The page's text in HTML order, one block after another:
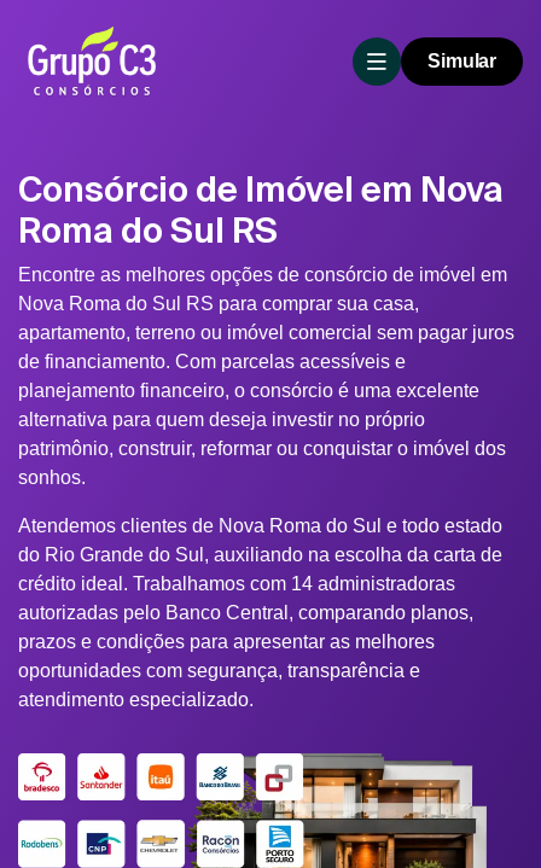
Simular
Consórcio de Imóvel em Nova
Roma do Sul RS
Encontre as melhores opções de consórcio de imóvel em
Nova Roma do Sul RS para comprar sua casa,
apartamento, terreno ou imóvel comercial sem pagar juros
de financiamento. Com parcelas acessíveis e
planejamento financeiro, o consórcio é uma excelente
alternativa para quem deseja investir no próprio
patrimônio, construir, reformar ou conquistar o imóvel dos
sonhos.
Atendemos clientes de Nova Roma do Sul e todo estado
do Rio Grande do Sul, auxiliando na escolha da carta de
crédito ideal. Trabalhamos com 14 administradoras
autorizadas pelo Banco Central, comparando planos,
prazos e condições para apresentar as melhores
oportunidades com segurança, transparência e
atendimento especializado.